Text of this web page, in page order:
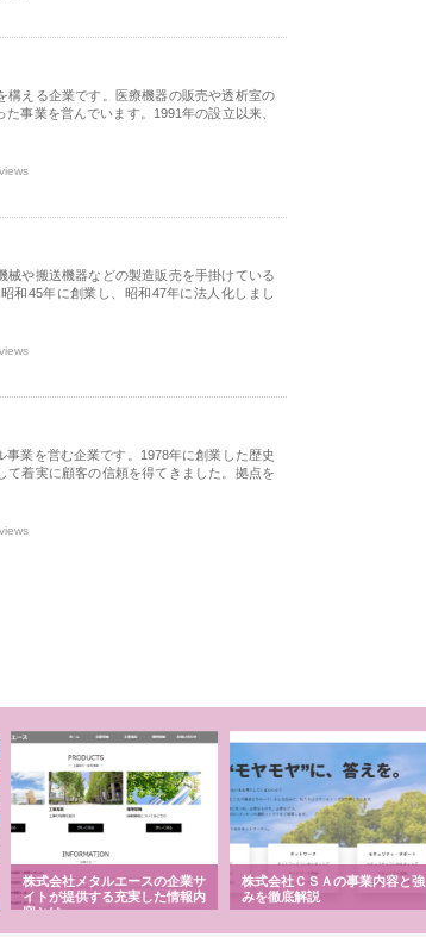
構える企業です。医療機器の販売や透析室の
事業を営んでいます。1991年の設立以来、
や搬送機器などの製造販売を手掛けている
和45年に創業し、昭和47年に法人化しまし
業を営む企業です。1978年に創業した歴史
て着実に顧客の信頼を得てきました。拠点を
株式会社メタルエースの企業サ
イトが提供する充実した情報内
容とは
株式会社ＣＳＡの事業内容と強
みを徹底解説